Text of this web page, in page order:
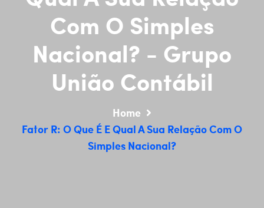
Com O Simples
Nacional? - Grupo
União Contábil
Home
Fator R: O Que É E Qual A Sua Relação Com O
Simples Nacional?